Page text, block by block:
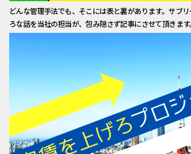
どんな管理手法でも、そこには表と裏があります。サブ
ろな話を当社の担当が、包み隠さず記事にさせて頂きます。